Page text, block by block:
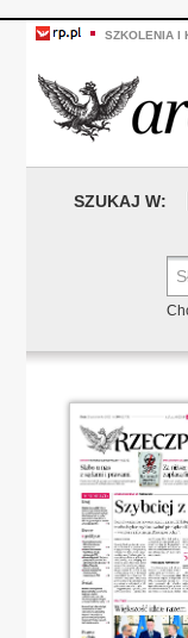
SZKOLENIA I
SZUKAJ W: